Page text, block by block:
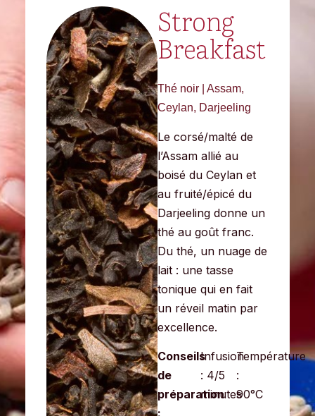
Strong
Breakfast
Thé noir | Assam,
Ceylan, Darjeeling
Le corsé/malté de
l’Assam allié au
boisé du Ceylan et
au fruité/épicé du
Darjeeling donne un
thé au goût franc.
Du thé, un nuage de
lait : une tasse
tonique qui en fait
un réveil matin par
excellence.
Conseils
de
préparation
:
Infusion
: 4/5
minutes
Température
:
90°C